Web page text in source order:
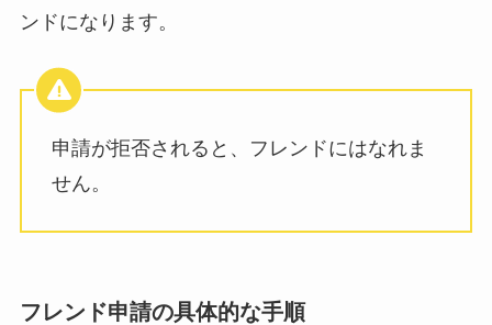
ンドになります。
申請が拒否されると、フレンドにはなれま
せん。
フレンド申請の具体的な手順